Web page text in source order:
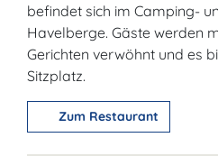
befindet sich im Camping-
Havelberge. Gäste werden
Gerichten verwöhnt und es
Sitzplatz.
Zum Restaurant